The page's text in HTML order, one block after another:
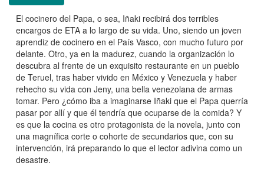
El cocinero del Papa, o sea, Iñaki recibirá dos terribles
encargos de ETA a lo largo de su vida. Uno, siendo un joven
aprendiz de cocinero en el País Vasco, con mucho futuro por
delante. Otro, ya en la madurez, cuando la organización lo
descubra al frente de un exquisito restaurante en un pueblo
de Teruel, tras haber vivido en México y Venezuela y haber
rehecho su vida con Jeny, una bella venezolana de armas
tomar. Pero ¿cómo iba a imaginarse Iñaki que el Papa querría
pasar por allí y que él tendría que ocuparse de la comida? Y
es que la cocina es otro protagonista de la novela, junto con
una magnífica corte o cohorte de secundarios que, con su
intervención, irá preparando lo que el lector adivina como un
desastre.